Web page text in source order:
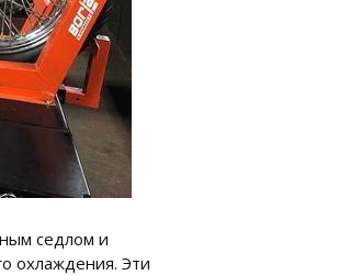
седлом и
охлаждения. Эти